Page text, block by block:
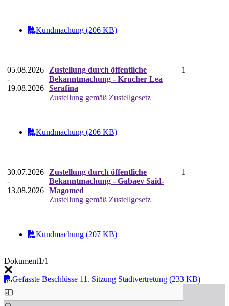
Kundmachung (206 KB)
05.08.2026
-
19.08.2026
Zustellung durch öffentliche
Bekanntmachung - Krucher Lea
Serafina
Zustellung gemäß Zustellgesetz
1
Kundmachung (206 KB)
30.07.2026
-
13.08.2026
Zustellung durch öffentliche
Bekanntmachung - Gabaev Said-
Magomed
Zustellung gemäß Zustellgesetz
1
Kundmachung (207 KB)
Dokument1/1
Gefasste Beschlüsse 11. Sitzung Stadtvertretung (233 KB)